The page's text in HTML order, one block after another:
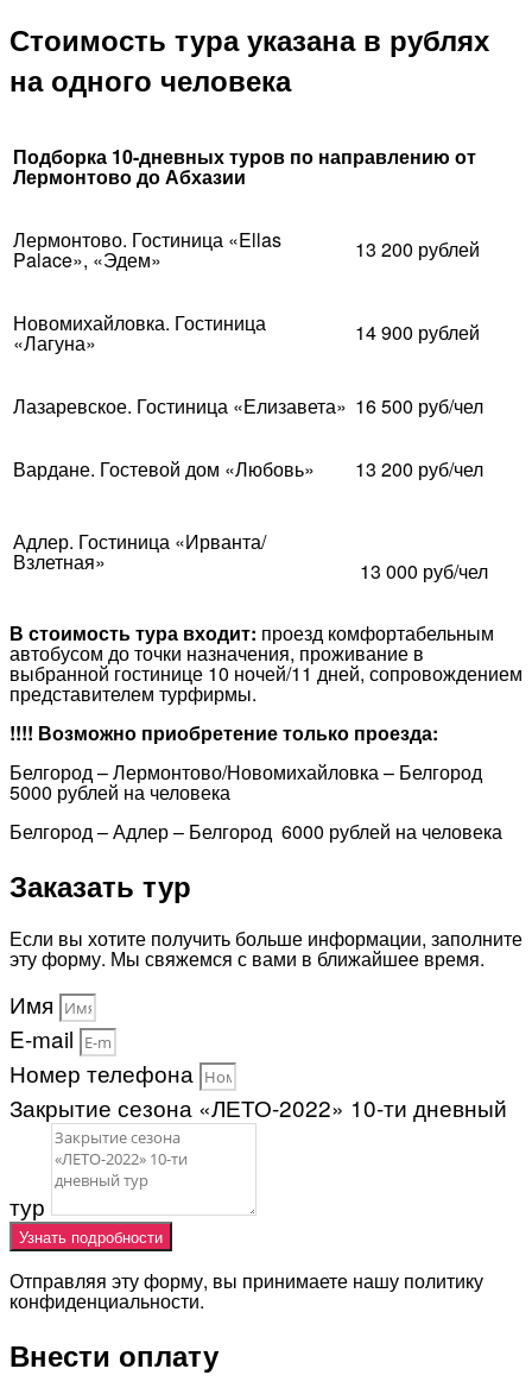
Стоимость тура указана в рублях
на одного человека
Подборка 10-дневных туров по направлению от
Лермонтово до Абхазии
Лермонтово. Гостиница «Ellas
Palace», «Эдем» 13 200 рублей
Новомихайловка. Гостиница
«Лагуна» 14 900 рублей
Лазаревское. Гостиница «Елизавета» 16 500 руб/чел
Вардане. Гостевой дом «Любовь» 13 200 руб/чел
Адлер. Гостиница «Ирванта/
Взлетная» 13 000 руб/чел
В стоимость тура входит: проезд комфортабельным
автобусом до точки назначения, проживание в
выбранной гостинице 10 ночей/11 дней, сопровождением
представителем турфирмы.
!!!! Возможно приобретение только проезда:
Белгород – Лермонтово/Новомихайловка – Белгород
5000 рублей на человека
Белгород – Адлер – Белгород 6000 рублей на человека
Заказать тур
Если вы хотите получить больше информации, заполните
эту форму. Мы свяжемся с вами в ближайшее время.
Имя
E-mail
Номер телефона
Закрытие сезона «ЛЕТО-2022» 10-ти дневный
тур
Узнать подробности
Отправляя эту форму, вы принимаете нашу политику
конфиденциальности.
Внести оплату